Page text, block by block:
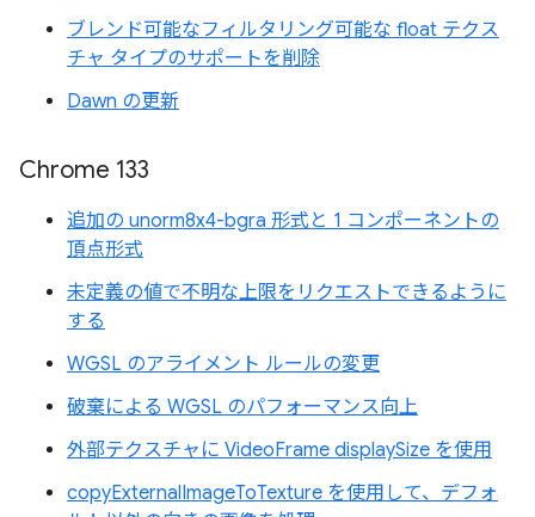
ブレンド可能なフィルタリング可能な float テクス
チャ タイプのサポートを削除
Dawn の更新
Chrome 133
追加の unorm8x4-bgra 形式と 1 コンポーネントの
頂点形式
未定義の値で不明な上限をリクエストできるように
する
WGSL のアライメント ルールの変更
破棄による WGSL のパフォーマンス向上
外部テクスチャに VideoFrame displaySize を使用
copyExternalImageToTexture を使用して、デフォ